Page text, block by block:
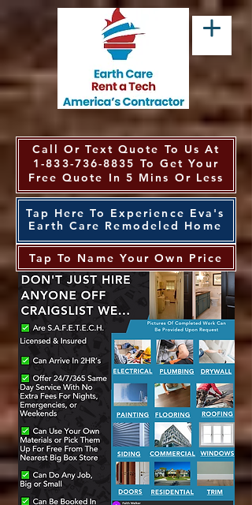
Call Or Text Quote To Us At
1-833-736-8835 To Get Your
Free Quote In 5 Mins Or Less
Tap Here To Experience Eva's
Earth Care Remodeled Home
Tap To Name Your Own Price